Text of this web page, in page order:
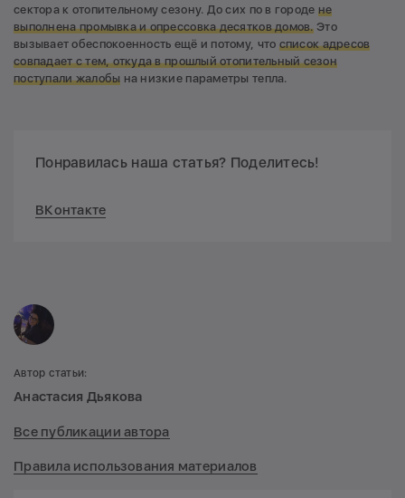
сектора к отопительному сезону. До сих по в городе не
выполнена промывка и опрессовка десятков домов.Это
вызывает обеспокоенность ещё и потому, что список адресов
совпадает с тем, откуда в прошлый отопительный сезон
поступали жалобы на низкие параметры тепла.
Понравилась наша статья? Поделитесь!
ВКонтакте
Автор статьи:
Анастасия Дьякова
Все публикации автора
Правила использования материалов